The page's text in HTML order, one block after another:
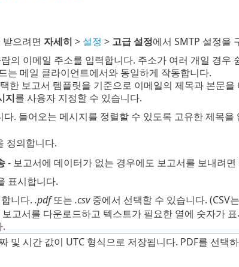
으려면 자세히 > 설정 > 고급 설정에서 SMTP 설정을
의 이메일 주소를 입력합니다. 주소가 여러 개일 경우
는 메일 클라이언트에서와 동일하게 작동합니다.
한 보고서 템플릿을 기준으로 이메일의 제목과 본문을
지를 사용자 지정할 수 있습니다.
. 들어오는 메시지를 정렬할 수 있도록 고유한 제목을
정의합니다.
- 보고서에 데이터가 없는 경우에도 보고서를 보내려
표시합니다.
니다. .pdf또는 .csv중에서 선택할 수 있습니다. (CSV
고서를 다운로드하고 텍스트가 필요한 열에 숫자가
.
및 시간 값이 UTC 형식으로 저장됩니다. PDF를 선택